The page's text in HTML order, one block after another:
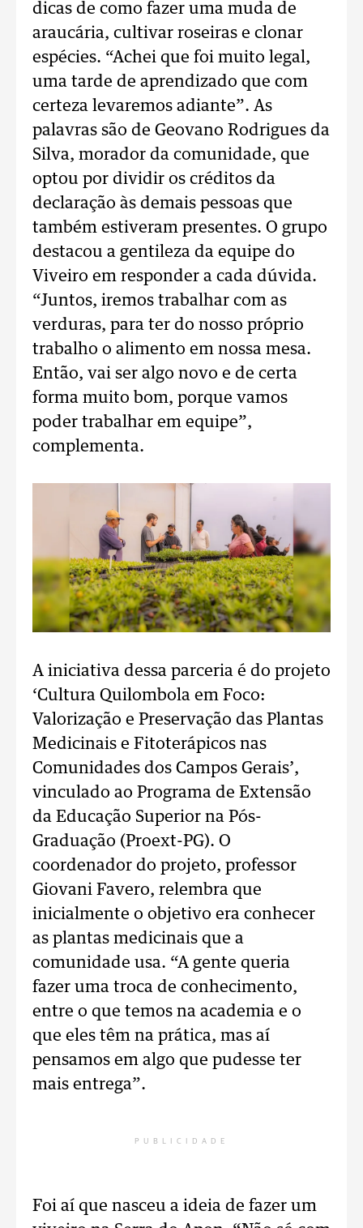
dicas de como fazer uma muda de
araucária, cultivar roseiras e clonar
espécies. “Achei que foi muito legal,
uma tarde de aprendizado que com
certeza levaremos adiante”. As
palavras são de Geovano Rodrigues da
Silva, morador da comunidade, que
optou por dividir os créditos da
declaração às demais pessoas que
também estiveram presentes. O grupo
destacou a gentileza da equipe do
Viveiro em responder a cada dúvida.
“Juntos, iremos trabalhar com as
verduras, para ter do nosso próprio
trabalho o alimento em nossa mesa.
Então, vai ser algo novo e de certa
forma muito bom, porque vamos
poder trabalhar em equipe”,
complementa.
A iniciativa dessa parceria é do projeto
‘Cultura Quilombola em Foco:
Valorização e Preservação das Plantas
Medicinais e Fitoterápicos nas
Comunidades dos Campos Gerais’,
vinculado ao Programa de Extensão
da Educação Superior na Pós-
Graduação (Proext-PG). O
coordenador do projeto, professor
Giovani Favero, relembra que
inicialmente o objetivo era conhecer
as plantas medicinais que a
comunidade usa. “A gente queria
fazer uma troca de conhecimento,
entre o que temos na academia e o
que eles têm na prática, mas aí
pensamos em algo que pudesse ter
mais entrega”.
PUBLICIDADE
Foi aí que nasceu a ideia de fazer um